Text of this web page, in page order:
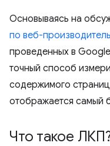
Основываясь на
по веб-
проведенных в
точный способ
содержимого
отображается самый
Что такое